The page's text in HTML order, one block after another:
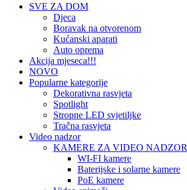
SVE ZA DOM
Djeca
Boravak na otvorenom
Kućanski aparati
Auto oprema
Akcija mjeseca!!!
NOVO
Popularne kategorije
Dekorativna rasvjeta
Spotlight
Stropne LED svjetiljke
Tračna rasvjeta
Video nadzor
KAMERE ZA VIDEO NADZOR
WI-FI kamere
Baterijske i solarne kamere
PoE kamere